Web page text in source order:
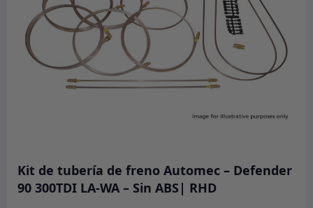
Kit de tubería de freno Automec – Defender
90 300TDI LA-WA – Sin ABS| RHD